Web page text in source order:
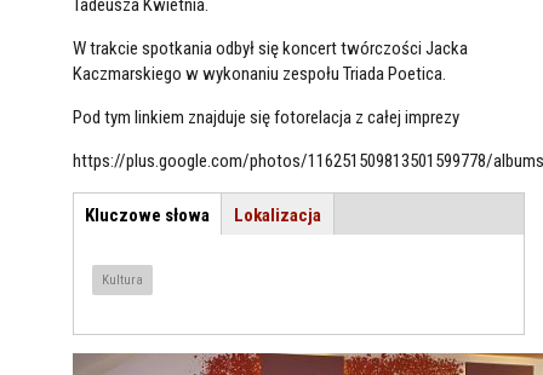
Tadeusza Kwietnia.
W trakcie spotkania odbył się koncert twórczości Jacka
Kaczmarskiego w wykonaniu zespołu Triada Poetica.
Pod tym linkiem znajduje się fotorelacja z całej imprezy
https://plus.google.com/photos/116251509813501599778/
TEMAT / LOKALIZACJA
Kluczowe słowa (aktywna
karta)
Lokalizacja
Kultura